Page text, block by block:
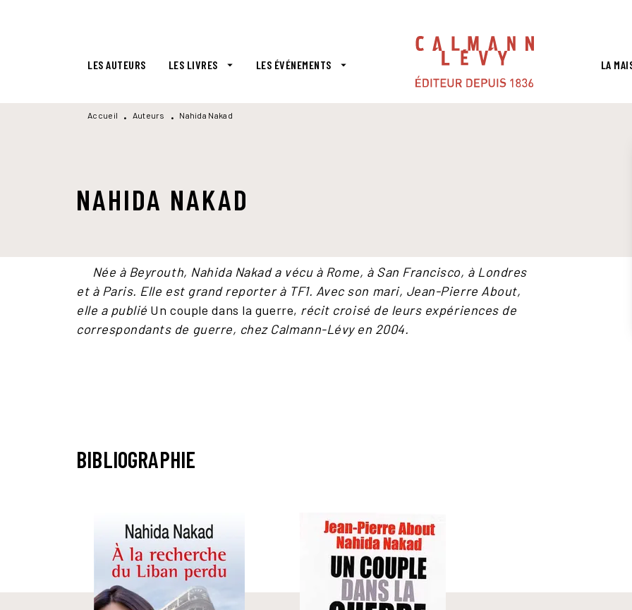
LES AUTEURS LES LIVRES arrow_drop_down LES ÉVÉNEMENTS arrow_drop_down LA
Accueil • Auteurs • Nahida Nakad
NAHIDA NAKAD
Née à Beyrouth, Nahida Nakad a vécu à Rome, à San Francisco, à Londres
et à Paris. Elle est grand reporter à TF1. Avec son mari, Jean-Pierre About,
elle a publié Un couple dans la guerre, récit croisé de leurs expériences de
correspondants de guerre, chez Calmann-Lévy en 2004.
BIBLIOGRAPHIE